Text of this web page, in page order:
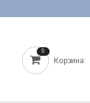
0
Корзина: